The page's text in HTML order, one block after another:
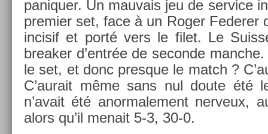
paniqu­er. Un mauvais jeu de ser­vice
pre­mi­er set, face à un Roger Feder­er
in­cisif et porté vers le filet. Le
break­er d’entrée de secon­de
le set, et donc pre­sque le match ?
C’aurait même sans nul doute été
n’avait été an­or­male­ment ner­veux,
alors qu’il menait 5-3, 30-0.